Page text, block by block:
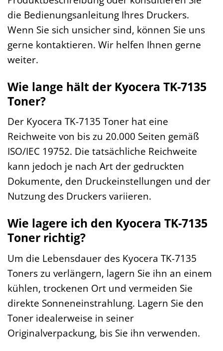
die Bedienungsanleitung Ihres Druckers.
Wenn Sie sich unsicher sind, können Sie uns
gerne kontaktieren. Wir helfen Ihnen gerne
weiter.
Wie lange hält der Kyocera TK-7135
Toner?
Der Kyocera TK-7135 Toner hat eine
Reichweite von bis zu 20.000 Seiten gemäß
ISO/IEC 19752. Die tatsächliche Reichweite
kann jedoch je nach Art der gedruckten
Dokumente, den Druckeinstellungen und der
Nutzung des Druckers variieren.
Wie lagere ich den Kyocera TK-7135
Toner richtig?
Um die Lebensdauer des Kyocera TK-7135
Toners zu verlängern, lagern Sie ihn an einem
kühlen, trockenen Ort und vermeiden Sie
direkte Sonneneinstrahlung. Lagern Sie den
Toner idealerweise in seiner
Originalverpackung, bis Sie ihn verwenden.